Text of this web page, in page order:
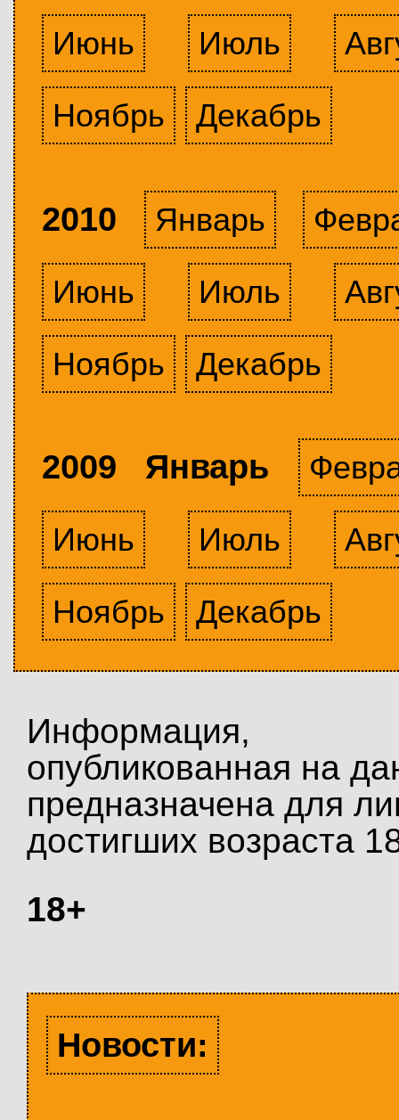
Июнь
Июль
Ноябрь
Декабрь
2010 Январь
Июнь
Июль
Ноябрь
Декабрь
2009 Январь
Июнь
Июль
Ноябрь
Декабрь
Информация,
опубликованная на
предназначена для
достигших возраста
18+
Новости: